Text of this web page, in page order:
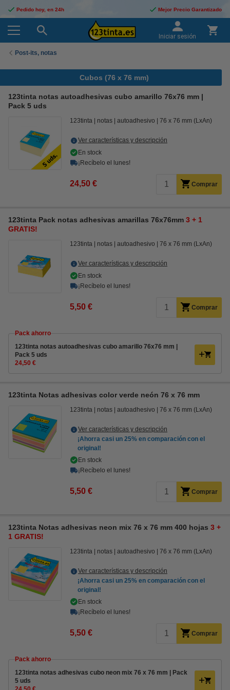
Pedido hoy, en 24h Mejor Precio Garantizado
Iniciar sesión
Post-its, notas
Cubos (76 x 76 mm)
123tinta notas autoadhesivas cubo amarillo 76x76 mm |
Pack 5 uds
123tinta notas autoadhesivo 76 x 76 mm (LxAn)
Ver características y descripción
En stock
¡Recíbelo el lunes!
24,50 € Comprar
123tinta Pack notas adhesivas amarillas 76x76mm 3 + 1
GRATIS!
123tinta notas autoadhesivo 76 x 76 mm (LxAn)
Ver características y descripción
En stock
¡Recíbelo el lunes!
5,50 € Comprar
Pack ahorro
123tinta notas autoadhesivas cubo amarillo 76x76 mm |
Pack 5 uds
24,50 €
123tinta Notas adhesivas color verde neón 76 x 76 mm
123tinta notas autoadhesivo 76 x 76 mm (LxAn)
Ver características y descripción
¡Ahorra casi un 25% en comparación con el
original!
En stock
¡Recíbelo el lunes!
5,50 € Comprar
123tinta Notas adhesivas neon mix 76 x 76 mm 400 hojas 3 +
1 GRATIS!
123tinta notas autoadhesivo 76 x 76 mm (LxAn)
Ver características y descripción
¡Ahorra casi un 25% en comparación con el
original!
En stock
¡Recíbelo el lunes!
5,50 € Comprar
Pack ahorro
123tinta notas adhesivas cubo neon mix 76 x 76 mm | Pack
5 uds